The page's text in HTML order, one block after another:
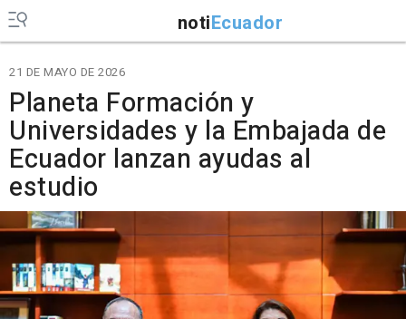
notiEcuador
21 DE MAYO DE 2026
Planeta Formación y
Universidades y la Embajada de
Ecuador lanzan ayudas al
estudio